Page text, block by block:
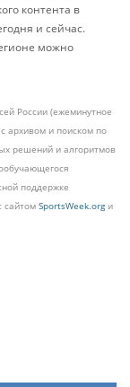
контента в
и сейчас.
можно
России (ежеминутное
архивом и поиском по
решений и алгоритмов
поддержке
сайтом SportsWeek.orgи